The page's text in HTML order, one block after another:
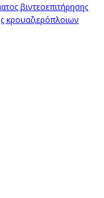
βιντεοεπιτήρησης
κρουαζιερόπλοιων